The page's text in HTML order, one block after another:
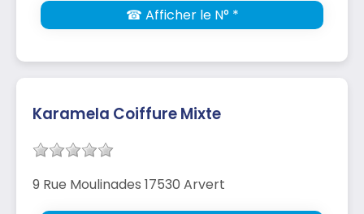
☎ Afficher le N° *
Karamela Coiffure Mixte
9 Rue Moulinades 17530 Arvert